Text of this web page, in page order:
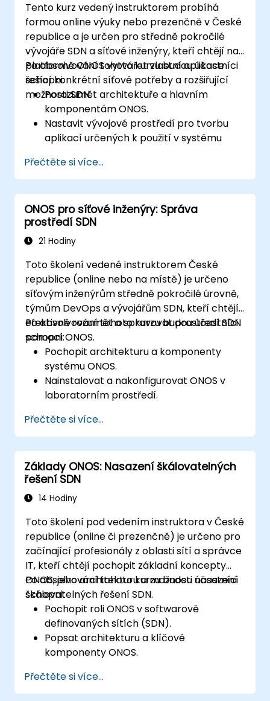
Naplánovat a realizovat úspěšný proces
aktualizace systému ONOS.
Tento kurz vedený instruktorem probíhá
formou online výuky nebo prezenčně v České
republice a je určen pro středně pokročilé
vývojáře SDN a síťové inženýry, kteří chtějí na
platformě ONOS vytvářet vlastní aplikace
řešící konkrétní síťové potřeby a rozšiřující
možnosti SDN.
Po absolvování tohoto kurzu budou účastníci
schopni:
Porozumět architektuře a hlavním
komponentám ONOS.
Nastavit vývojové prostředí pro tvorbu
aplikací určených k použití v systému
Vytvářet, testovat a nasazovat aplikace
sloužící ke správě sítí typu SDN na
platformě ONOS.
Integrovat aplikace založené na ONOS s
externími systémy a rozhraními API.
Ledovat chyby a optimalizovat tyto
výkon a škálovatelnost.
Přečtěte si více...
ONOS pro síťové inženýry: Správa
prostředí SDN
21 Hodiny
Toto školení vedené instruktorem České
republice (online nebo na místě) je určeno
síťovým inženýrům středně pokročilé úrovně,
týmům DevOps a vývojářům SDN, kteří chtějí
efektivně rozumět a spravovat prostředí SDN
pomocí ONOS.
Po absolvování tohoto kurzu budou účastníci
schopni:
Pochopit architekturu a komponenty
systému ONOS.
Nainstalovat a nakonfigurovat ONOS v
laboratorním prostředí.
prostředí SDN.
Instalovat, spravovat a řešit problémy v
sítích SDN pomocí ONOS.
Přečtěte si více...
Základy ONOS: Nasazení škálovatelných
řešení SDN
14 Hodiny
Toto školení pod vedením instruktora v České
republice (online či prezenčně) je určeno pro
začínající profesionály z oblasti sítí a správce
IT, kteří chtějí pochopit základní koncepty
ONOS, jeho architekturu a možnosti nasazení
škálovatelných řešení SDN.
Po absolvování tohoto kurzu budou účastníci
schopni:
Pochopit roli ONOS v softwarově
definovaných sítích (SDN).
Popsat architekturu a klíčové
komponenty ONOS.
systému založeném na Linuxu.
Nastavit jednoduchou síť SDN s využitím
Přečtěte si více...